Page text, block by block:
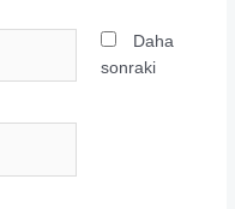
Daha
sonraki